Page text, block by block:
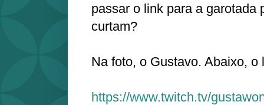
passar o link para a garotada
curtam?
Na foto, o Gustavo. Abaixo, o
https://www.twitch.tv/